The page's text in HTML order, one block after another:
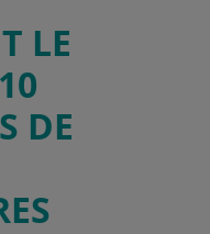
LE
DE